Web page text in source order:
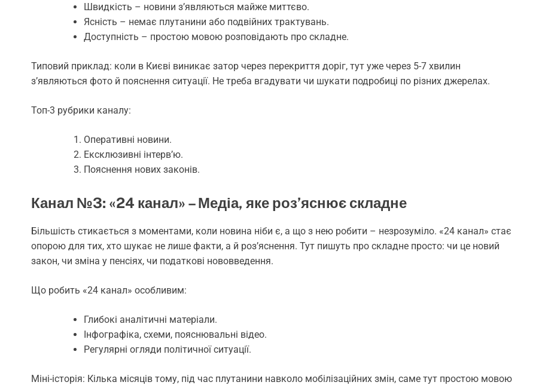
Швидкість – новини з’являються майже миттєво.
Ясність – немає плутанини або подвійних трактувань.
Доступність – простою мовою розповідають про складне.
Типовий приклад: коли в Києві виникає затор через перекриття доріг, тут уже через 5-7 хвилин
з’являються фото й пояснення ситуації. Не треба вгадувати чи шукати подробиці по різних джерелах.
Топ-3 рубрики каналу:
Оперативні новини.
Ексклюзивні інтерв’ю.
Пояснення нових законів.
Канал №3: «24 канал» – Медіа, яке роз’яснює складне
Більшість стикається з моментами, коли новина ніби є, а що з нею робити – незрозуміло. «24 канал» стає
опорою для тих, хто шукає не лише факти, а й роз’яснення. Тут пишуть про складне просто: чи це новий
закон, чи зміна у пенсіях, чи податкові нововведення.
Що робить «24 канал» особливим:
Глибокі аналітичні матеріали.
Інфографіка, схеми, пояснювальні відео.
Регулярні огляди політичної ситуації.
Міні-історія: Кілька місяців тому, під час плутанини навколо мобілізаційних змін, саме тут простою мовою